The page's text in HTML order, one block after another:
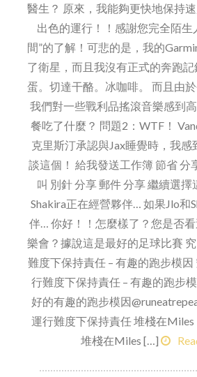
醫生？ 原來，我能夠更快地保持
出色的運行！！感謝您完全陌生
間”的了解！可悲的是，我的
了衛星，而且我沒有正式的奔跑
蛋。切達干酪。冰咖啡。 而且由
我們對一些戰利品搖滾音樂感到
餐吃了什麼？ 問題2：WTF！
克里斯汀承認與Jax睡覺時，我感
談這個！ 給我發送工作簿 節省 分
叫 別針 分享 郵件 分享 繼續選擇
Shakira正在經營夥伴… 如果Jlo和
伴… 你好！！怎麼樣了？您是否看
樂會？據說這是最好的足球比賽
難度下保持責任 – 有趣的跑步模
行難度下保持責任 – 有趣的跑步
好的有趣的跑步模因
運行難度下保持責任 堆棧在Miles
堆棧在Miles […]